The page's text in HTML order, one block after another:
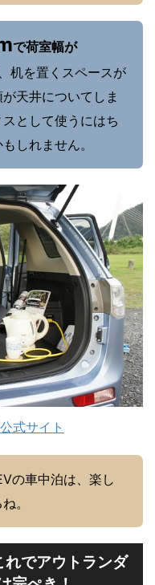
で荷室幅が
机を置くスペースが
天井についてしま
として使うにはち
しれません。
式サイト
の車中泊は、楽し
。
れでアウトランダ